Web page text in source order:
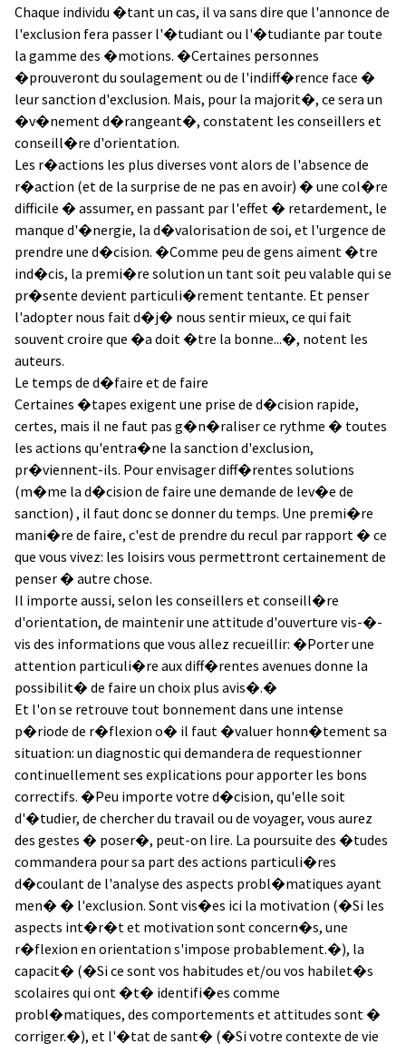
Chaque individu �tant un cas, il va sans dire que l'annonce de
l'exclusion fera passer l'�tudiant ou l'�tudiante par toute
la gamme des �motions. �Certaines personnes
�prouveront du soulagement ou de l'indiff�rence face �
leur sanction d'exclusion. Mais, pour la majorit�, ce sera un
�v�nement d�rangeant�, constatent les conseillers et
conseill�re d'orientation.
Les r�actions les plus diverses vont alors de l'absence de
r�action (et de la surprise de ne pas en avoir) � une col�re
difficile � assumer, en passant par l'effet � retardement, le
manque d'�nergie, la d�valorisation de soi, et l'urgence de
prendre une d�cision. �Comme peu de gens aiment �tre
ind�cis, la premi�re solution un tant soit peu valable qui se
pr�sente devient particuli�rement tentante. Et penser
l'adopter nous fait d�j� nous sentir mieux, ce qui fait
souvent croire que �a doit �tre la bonne...�, notent les
auteurs.
Le temps de d�faire et de faire
Certaines �tapes exigent une prise de d�cision rapide,
certes, mais il ne faut pas g�n�raliser ce rythme � toutes
les actions qu'entra�ne la sanction d'exclusion,
pr�viennent-ils. Pour envisager diff�rentes solutions
(m�me la d�cision de faire une demande de lev�e de
sanction) , il faut donc se donner du temps. Une premi�re
mani�re de faire, c'est de prendre du recul par rapport � ce
que vous vivez: les loisirs vous permettront certainement de
penser � autre chose.
Il importe aussi, selon les conseillers et conseill�re
d'orientation, de maintenir une attitude d'ouverture vis-�-
vis des informations que vous allez recueillir: �Porter une
attention particuli�re aux diff�rentes avenues donne la
possibilit� de faire un choix plus avis�.�
Et l'on se retrouve tout bonnement dans une intense
p�riode de r�flexion o� il faut �valuer honn�tement sa
situation: un diagnostic qui demandera de requestionner
continuellement ses explications pour apporter les bons
correctifs. �Peu importe votre d�cision, qu'elle soit
d'�tudier, de chercher du travail ou de voyager, vous aurez
des gestes � poser�, peut-on lire. La poursuite des �tudes
commandera pour sa part des actions particuli�res
d�coulant de l'analyse des aspects probl�matiques ayant
men� � l'exclusion. Sont vis�es ici la motivation (�Si les
aspects int�r�t et motivation sont concern�s, une
r�flexion en orientation s'impose probablement.�), la
capacit� (�Si ce sont vos habitudes et/ou vos habilet�s
scolaires qui ont �t� identifi�es comme
probl�matiques, des comportements et attitudes sont �
corriger.�), et l'�tat de sant� (�Si votre contexte de vie